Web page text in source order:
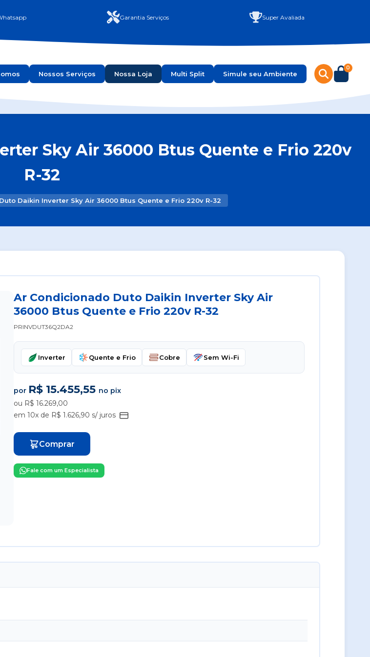
Garantia Serviços Super Avaliada
Nossos Serviços Nossa Loja Multi Split Simule seu Ambiente
0
Sky Air 36000 Btus Quente e Frio 220v
R-32
Daikin Inverter Sky Air 36000 Btus Quente e Frio 220v R-32
Ar Condicionado Duto Daikin Inverter Sky Air
36000 Btus Quente e Frio 220v R-32
PRINVDUT36Q2DA2
Inverter Quente e Frio Cobre Sem Wi-Fi
por R$ 15.455,55 no pix
ou R$ 16.269,00
em 10x de R$ 1.626,90 s/ juros
Comprar
Fale com um Especialista